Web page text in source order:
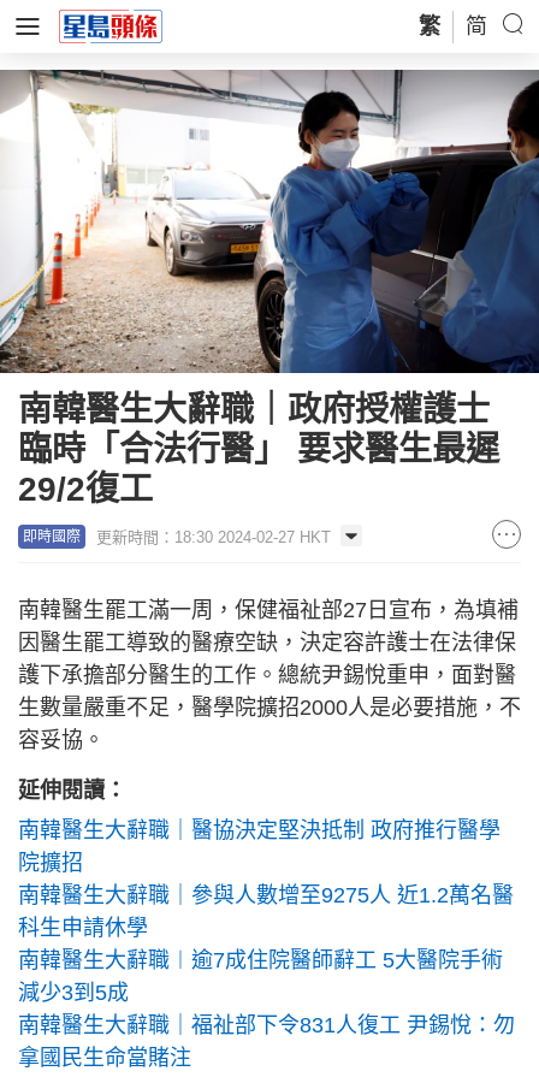
繁 简
南韓醫生大辭職｜政府授權護士
臨時「合法行醫」 要求醫生最遲
29/2復工
即時國際 更新時間：18:30 2024-02-27 HKT
南韓醫生罷工滿一周，保健福祉部27日宣布，為填補
因醫生罷工導致的醫療空缺，決定容許護士在法律保
護下承擔部分醫生的工作。總統尹錫悅重申，面對醫
生數量嚴重不足，醫學院擴招2000人是必要措施，不
容妥協。
延伸閱讀：
南韓醫生大辭職｜醫協決定堅決抵制 政府推行醫學
院擴招
南韓醫生大辭職｜參與人數增至9275人 近1.2萬名醫
科生申請休學
南韓醫生大辭職︱逾7成住院醫師辭工 5大醫院手術
減少3到5成
南韓醫生大辭職｜福祉部下令831人復工 尹錫悅：勿
拿國民生命當賭注